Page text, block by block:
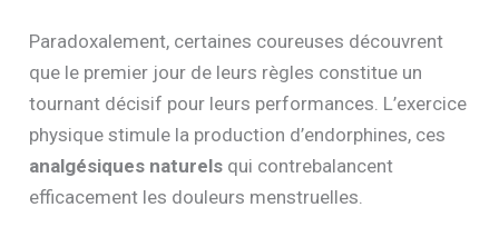
Paradoxalement, certaines coureuses découvrent
que le premier jour de leurs règles constitue un
tournant décisif pour leurs performances. L’exercice
physique stimule la production d’endorphines, ces
analgésiques naturels qui contrebalancent
efficacement les douleurs menstruelles.